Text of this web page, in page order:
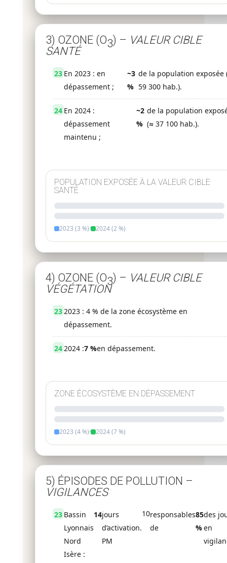
3) OZONE (O3) – VALEUR CIBLE
SANTÉ
23 En 2023 : en
dépassement ;
~3
%
de la population exposée
59 300 hab.).
24 En 2024 :
dépassement
maintenu ;
~2
%
de la population
(≈ 37 100 hab.).
POPULATION EXPOSÉE À LA VALEUR CIBLE
SANTÉ
2023 (3 %)· 2024 (2 %)
4) OZONE (O3) – VALEUR CIBLE
VÉGÉTATION
232023 : 4 % de la zone écosystème en
dépassement.
242024 :7 %en dépassement.
ZONE ÉCOSYSTÈME EN DÉPASSEMENT
2023 (4 %)· 2024 (7 %)
5) ÉPISODES DE POLLUTION –
VIGILANCES
23 Bassin
Lyonnais
Nord
Isère :
14jours
d’activation.
PM
10responsables
de
85
%
des
en